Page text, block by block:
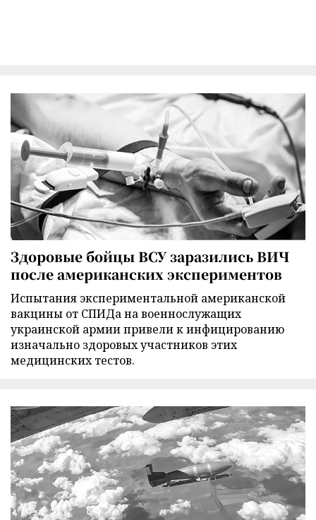
Здоровые бойцы ВСУ заразились ВИЧ
после американских экспериментов
Испытания экспериментальной американской
вакцины от СПИДа на военнослужащих
украинской армии привели к инфицированию
изначально здоровых участников этих
медицинских тестов.